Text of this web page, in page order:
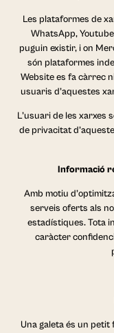
Les plataformes de
WhatsApp,
puguin existir, i on
són plataformes
Website es fa càrrec
usuaris d’aquestes
L’usuari de les xarxes
de privacitat
Informació
Amb motiu
serveis oferts als
estadístiques. Tota
caràcter
Una galeta és un petit